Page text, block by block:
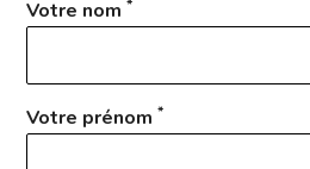
Votre nom*
Votre prénom*